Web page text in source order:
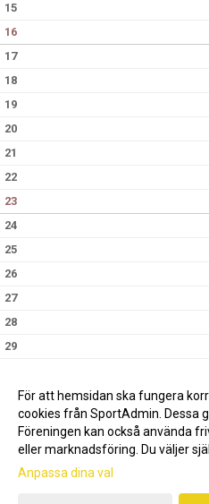
15
16
17
18
19
20
21
22
23
24
25
26
27
28
29
Gå till
För att hemsidan ska fungera
cookies från SportAdmin. Dessa
Föreningen kan också använda
eller marknadsföring. Du väljer
Anpassa dina val